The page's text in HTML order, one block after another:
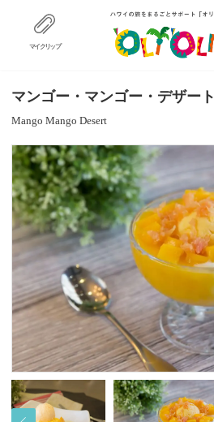
マイクリップ
マンゴー・マンゴー・デザート
Mango Mango Desert